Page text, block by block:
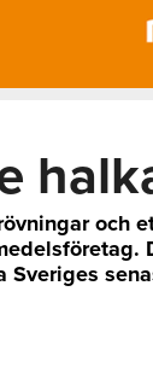
och
Sveriges